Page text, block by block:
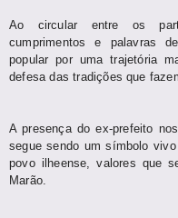
Ao circular entre os
cumprimentos e palavras
popular por uma trajetória
defesa das tradições que
A presença do ex-prefeito
segue sendo um símbolo
povo ilheense, valores que
Marão.